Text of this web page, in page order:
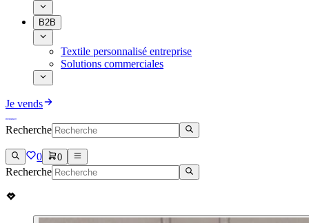
B2B
Textile personnalisé entreprise
Solutions commerciales
Je vends
Recherche
0 0
Recherche